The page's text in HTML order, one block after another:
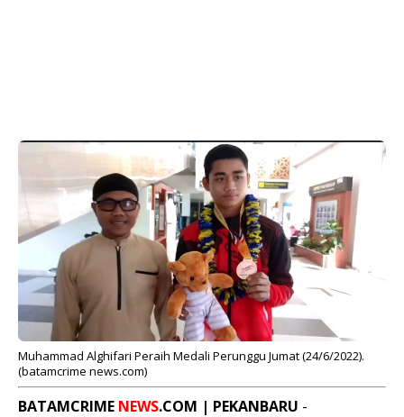
Muhammad Alghifari Peraih Medali Perunggu Jumat (24/6/2022).
(batamcrime news.com)
BATAMCRIME NEWS.COM | PEKANBARU -